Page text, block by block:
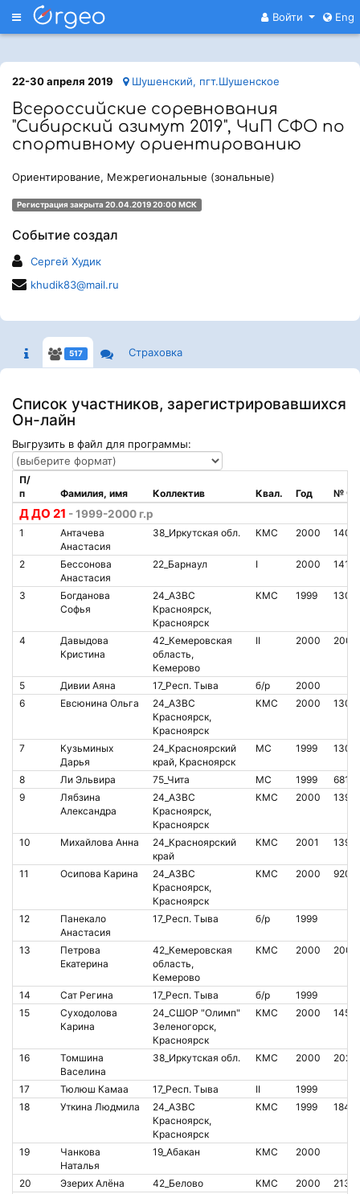
Меню Войти Eng
22-30 апреля 2019 Шушенский, пгт.Шушенское
Всероссийские соревнования
"Сибирский азимут 2019", ЧиП СФО по
спортивному ориентированию
Ориентирование, Межрегиональные (зональные)
Регистрация закрыта 20.04.2019 20:00 МСК
Событие создал
Сергей Худик
khudik83@mail.ru
517 Страховка
Список участников, зарегистрировавшихся
Он-лайн
Выгрузить в файл для программы:
Д ДО 21 - 1999-2000 г.р
П/
п
Фамилия, имя Коллектив Квал. Год №
1
Антачева
Анастасия
38_Иркутская обл. КМС 2000
2
Бессонова
Анастасия
22_Барнаул I 2000
3
Богданова
Софья
24_АЗВС
Красноярск,
Красноярск
КМС 1999
4
Давыдова
Кристина
42_Кемеровская
область,
Кемерово
II 2000
5 Дивии Аяна 17_Респ. Тыва б/р
2000
6
Евсюнина Ольга
24_АЗВС
Красноярск,
Красноярск
КМС 2000
7
Кузьминых
Дарья
24_Красноярский
край, Красноярск
МС 1999
8 Ли Эльвира 75_Чита МС 1999
9
Лябзина
Александра
24_АЗВС
Красноярск,
Красноярск
КМС 2000
10 Михайлова Анна
24_Красноярский
край
КМС 2001
11 Осипова Карина
24_АЗВС
Красноярск,
Красноярск
КМС 2000
12
Панекало
Анастасия
17_Респ. Тыва б/р 1999
13
Петрова
Екатерина
42_Кемеровская
область,
Кемерово
КМС 2000
14 Сат Регина 17_Респ. Тыва б/р
1999
15
Суходолова
Карина
24_СШОР "Олимп"
Зеленогорск,
Красноярск
КМС 2000
16
Томшина
Васелина
38_Иркутская обл. КМС 2000
17 Тюлюш Камаа 17_Респ. Тыва II
1999
18
Уткина Людмила
24_АЗВС
Красноярск,
Красноярск
КМС 1999
19
Чанкова
Наталья
19_Абакан КМС 2000
20 Эзерих Алёна 42_Белово КМС 2000